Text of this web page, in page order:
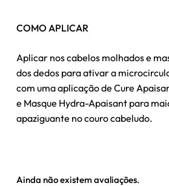
COMO APLICAR
Aplicar nos cabelos molhados e
dos dedos para ativar a
com uma aplicação de Cure
e Masque Hydra-Apaisant para
apaziguante no couro cabeludo.
Ainda não existem avaliações.